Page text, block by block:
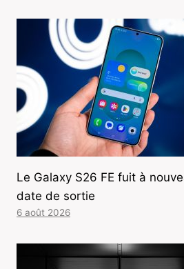
Le Galaxy S26 FE fuit à
date de sortie
6 août 2026